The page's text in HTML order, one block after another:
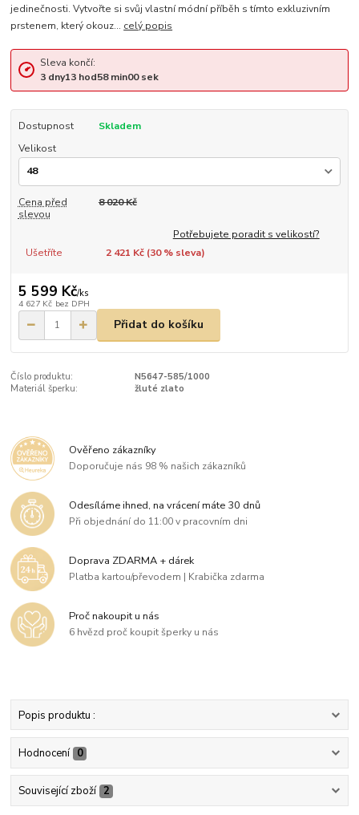
jedinečnosti. Vytvořte si svůj vlastní módní příběh s tímto exkluzivním
prstenem, který okouz... celý popis
Sleva končí:
3 dny13hod58min00sek
Dostupnost
Skladem
Velikost
Cena před
slevou
8 020 Kč
Potřebujete poradit s velikostí?
Ušetříte
2 421 Kč (30% sleva)
5 599 Kč/ks
4 627 Kč bez DPH
Přidat do košíku
Číslo produktu:
N5647-585/1000
Materiál šperku:
žluté zlato
Ověřeno zákazníky
Doporučuje nás 98 % našich zákazníků
Odesíláme ihned, na vrácení máte 30 dnů
Při objednání do 11:00 v pracovním dni
Doprava ZDARMA + dárek
Platba kartou/převodem | Krabička zdarma
Proč nakoupit u nás
6 hvězd proč koupit šperky u nás
Popis produktu :
Hodnocení 0
Související zboží 2